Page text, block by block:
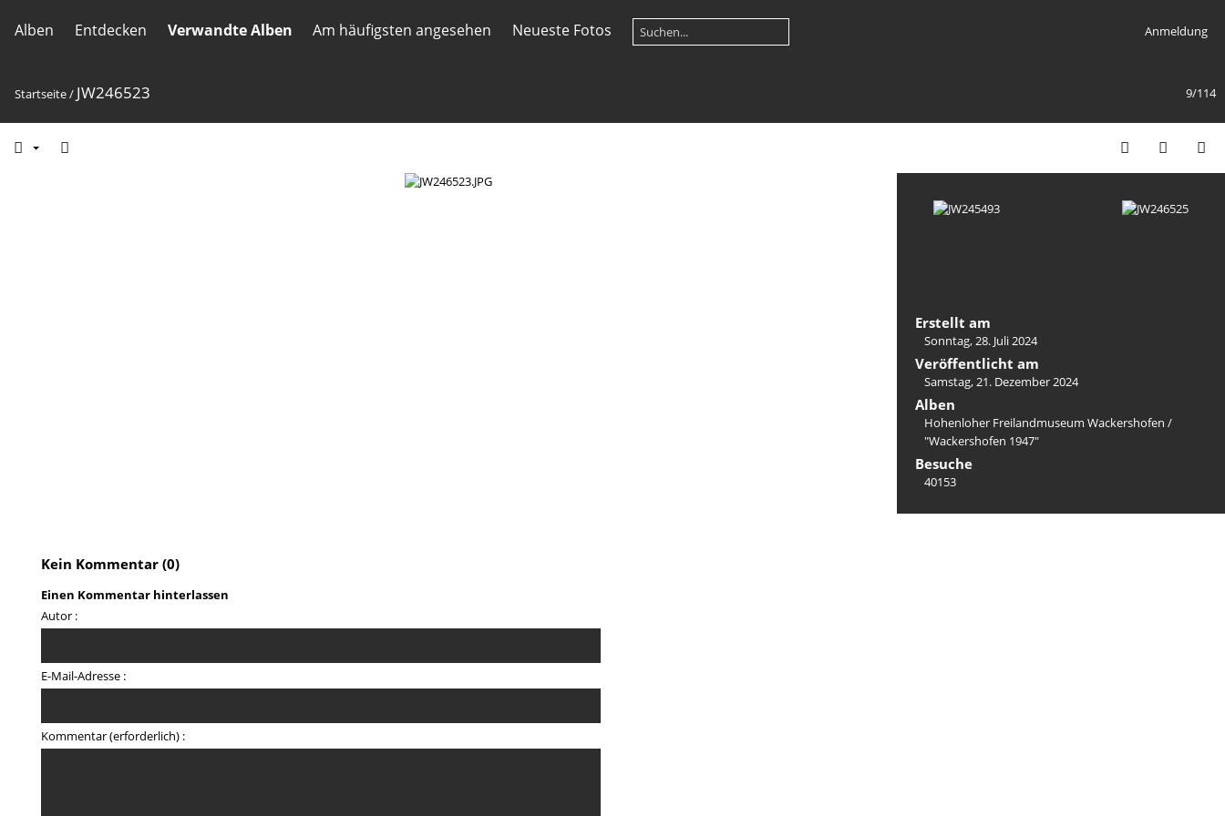
Alben Entdecken Verwandte Alben Am häufigsten angesehen Neueste Fotos Anmeldung
9/114
Startseite/ JW246523
Erstellt am
Sonntag, 28. Juli 2024
Veröffentlicht am
Samstag, 21. Dezember 2024
Alben
Hohenloher Freilandmuseum Wackershofen /
"Wackershofen 1947"
Besuche
40153
Kein Kommentar (0)
Einen Kommentar hinterlassen
Autor :
E-Mail-Adresse :
Kommentar (erforderlich) :